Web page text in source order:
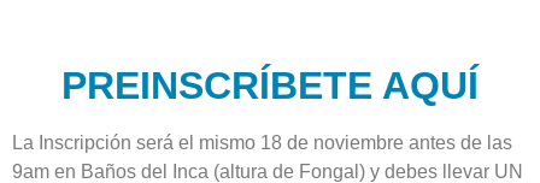
PREINSCRÍBETE AQUÍ
La Inscripción será el mismo 18 de noviembre antes de las
9am en Baños del Inca (altura de Fongal) y debes llevar UN